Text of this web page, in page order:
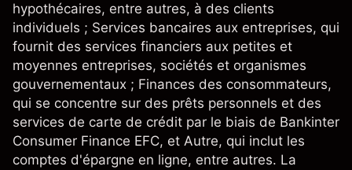
hypothécaires, entre autres, à des clients
individuels ; Services bancaires aux entreprises, qui
fournit des services financiers aux petites et
moyennes entreprises, sociétés et organismes
gouvernementaux ; Finances des consommateurs,
qui se concentre sur des prêts personnels et des
services de carte de crédit par le biais de Bankinter
Consumer Finance EFC, et Autre, qui inclut les
comptes d'épargne en ligne, entre autres. La